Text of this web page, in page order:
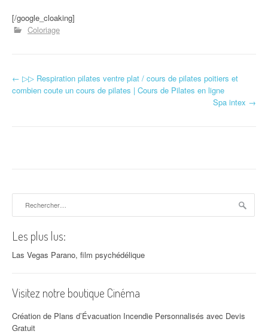
[/google_cloaking]
Coloriage
Navigation d'article
← ▷▷ Respiration pilates ventre plat / cours de pilates poitiers et
combien coute un cours de pilates | Cours de Pilates en ligne
Spa intex →
Les plus lus:
Las Vegas Parano, film psychédélique
Visitez notre boutique Cinéma
Création de Plans d’Évacuation Incendie Personnalisés avec Devis
Gratuit